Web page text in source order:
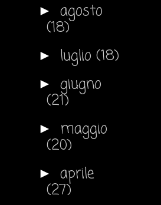
► agosto
(18)
► luglio (18)
► giugno
(21)
► maggio
(20)
► aprile
(27)